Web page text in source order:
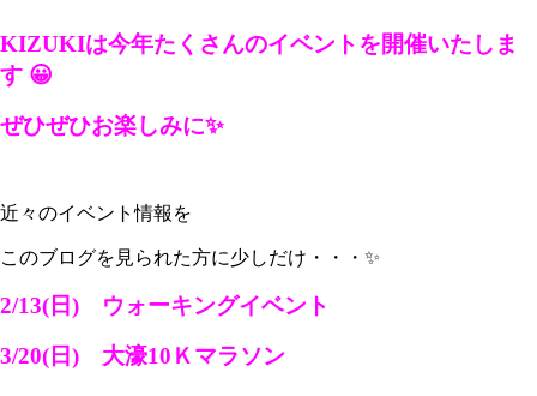
KIZUKIは今年たくさんのイベントを開催いたしま
す 😀
ぜひぜひお楽しみに✨
近々のイベント情報を
このブログを見られた方に少しだけ・・・✨
2/13(日) ウォーキングイベント
3/20(日) 大濠10Ｋマラソン